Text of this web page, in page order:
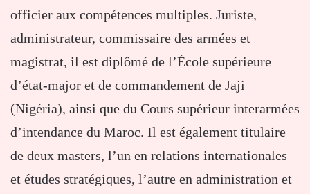
officier aux compétences multiples. Juriste,
administrateur, commissaire des armées et
magistrat, il est diplômé de l’École supérieure
d’état-major et de commandement de Jaji
(Nigéria), ainsi que du Cours supérieur interarmées
d’intendance du Maroc. Il est également titulaire
de deux masters, l’un en relations internationales
et études stratégiques, l’autre en administration et